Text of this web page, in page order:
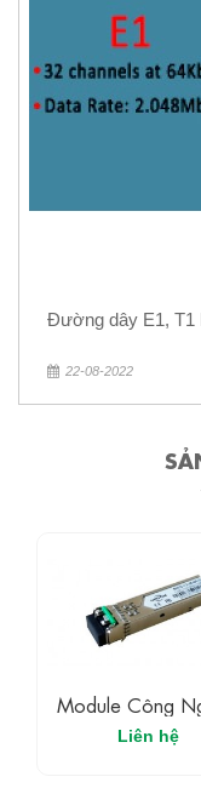
Đường dây E1, T1
22-08-2022
Module Công
1,25Gb/s
MWS-12-55-
Liên hệ